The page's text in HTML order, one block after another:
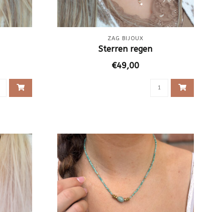
ZAG BIJOUX
Sterren regen
€49,00